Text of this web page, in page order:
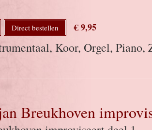
Direct bestellen € 9,95
Koor, Orgel, Piano,
Breukhoven